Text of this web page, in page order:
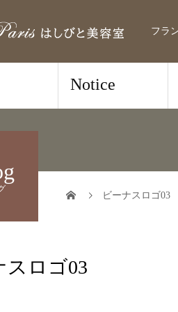
フラ
Notice
ビーナスロゴ03
スロゴ03